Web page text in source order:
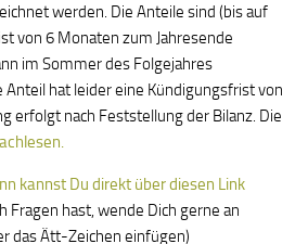
werden. Die Anteile sind (bis auf
von 6 Monaten zum Jahresende
im Sommer des Folgejahres
Anteil hat leider eine Kündigungsfrist von
erfolgt nach Feststellung der Bilanz. Die
kannst Du direkt über diesen Link
Fragen hast, wende Dich gerne an
das Ätt-Zeichen einfügen)